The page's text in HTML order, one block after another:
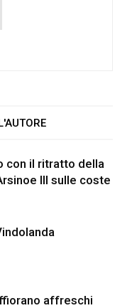
con il ritratto della
III sulle coste
affreschi